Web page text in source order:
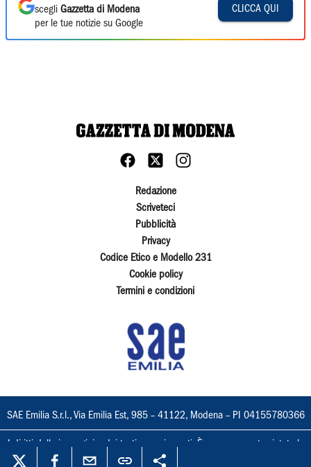
scegli Gazzetta di Modena
per le tue notizie su Google
CLICCA QUI
Redazione
Scriveteci
Pubblicità
Privacy
Codice Etico e Modello 231
Cookie policy
Termini e condizioni
SAE Emilia S.r.l., Via Emilia Est, 985 – 41122, Modena – PI 04155780366
I diritti delle immagini e dei testi sono riservati. È espressamente vietata la
loro riproduzione con qualsiasi mezzo e l'adattamento totale o parziale.